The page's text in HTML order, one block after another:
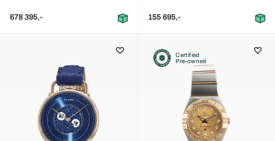
678 395,- 155 695,-
Certified
Pre-owned